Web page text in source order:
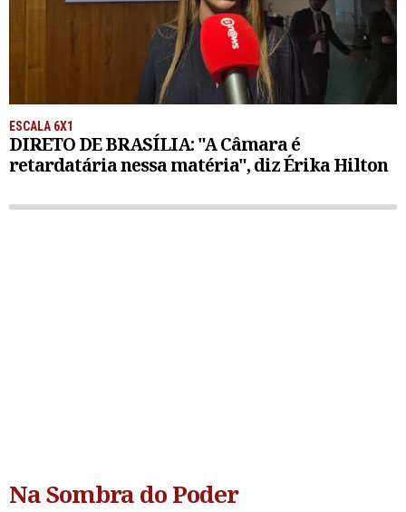
ESCALA 6X1
DIRETO DE BRASÍLIA: "A Câmara é
retardatária nessa matéria", diz Érika Hilton
Na Sombra do Poder